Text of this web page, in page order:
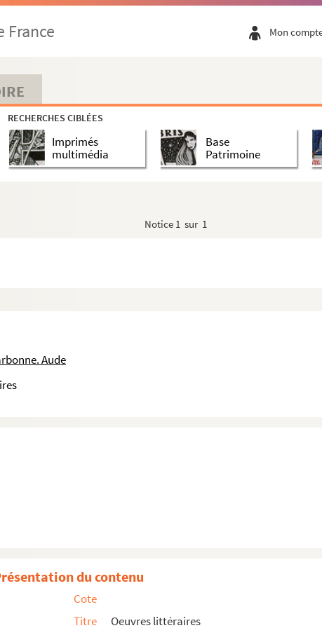
France Mon
RECHERCHES CIBLÉES
Imprimés
multimédia
Base
Patrimoine
Notice 1 sur 1
Aude
nature
du contenu
Cote
Titre
Oeuvres littéraires